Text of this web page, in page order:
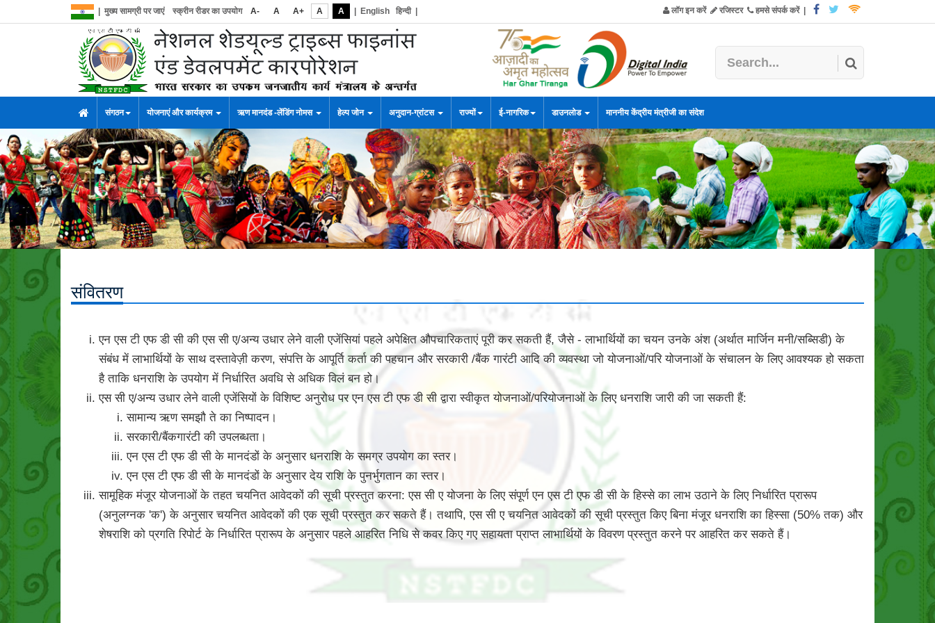
मुख्य सामग्री पर जाएं स्क्रीन रीडर का उपयोग A- A A+ A A English हिन्दी| लॉग इन करें रजिस्टर हमसे संपर्क करें|
संगठन योजनाएं और कार्यक्रम ऋण मानदंड -लेंडिंग नोमस हेल्प जोन अनुदान-ग्रांटस राज्यों ई-नागरिक डाउनलोड माननीय केंद्रीय मंत्रीजी का संदेश
संवितरण
एन एस टी एफ डी सी की एस सी ए/अन्य उधार लेने वाली एजेंसियां पहले अपेक्षित औपचारिकताएं पूरी कर सकती हैं, जैसे - लाभार्थियों का चयन उनके अंश (अर्थात मार्जिन मनी/सब्सिडी) के
संबंध में लाभार्थियों के साथ दस्तावेज़ी करण, संपत्ति के आपूर्ति कर्ता की पहचान और सरकारी /बैंक गारंटी आदि की व्यवस्था जो योजनाओं/परि योजनाओं के संचालन के लिए आवश्यक हो सकता
है ताकि धनराशि के उपयोग में निर्धारित अवधि से अधिक विलं बन हो।
एस सी ए/अन्य उधार लेने वाली एजेंसियों के विशिष्ट अनुरोध पर एन एस टी एफ डी सी द्वारा स्वीकृत योजनाओं/परियोजनाओं के लिए धनराशि जारी की जा सकती हैं:
सामान्य ऋण समझौ ते का निष्पादन।
सरकारी/बैंकगारंटी की उपलब्धता।
एन एस टी एफ डी सी के मानदंडों के अनुसार धनराशि के समग्र उपयोग का स्तर।
एन एस टी एफ डी सी के मानदंडों के अनुसार देय राशि के पुनर्भुगतान का स्तर।
सामूहिक मंजूर योजनाओं के तहत चयनित आवेदकों की सूची प्रस्तुत करना: एस सी ए योजना के लिए संपूर्ण एन एस टी एफ डी सी के हिस्से का लाभ उठाने के लिए निर्धारित प्रारूप
(अनुलग्नक 'क') के अनुसार चयनित आवेदकों की एक सूची प्रस्तुत कर सकते हैं। तथापि, एस सी ए चयनित आवेदकों की सूची प्रस्तुत किए बिना मंजूर धनराशि का हिस्सा (50% तक) और
शेषराशि को प्रगति रिपोर्ट के निर्धारित प्रारूप के अनुसार पहले आहरित निधि से कवर किए गए सहायता प्राप्त लाभार्थियों के विवरण प्रस्तुत करने पर आहरित कर सकते हैं।